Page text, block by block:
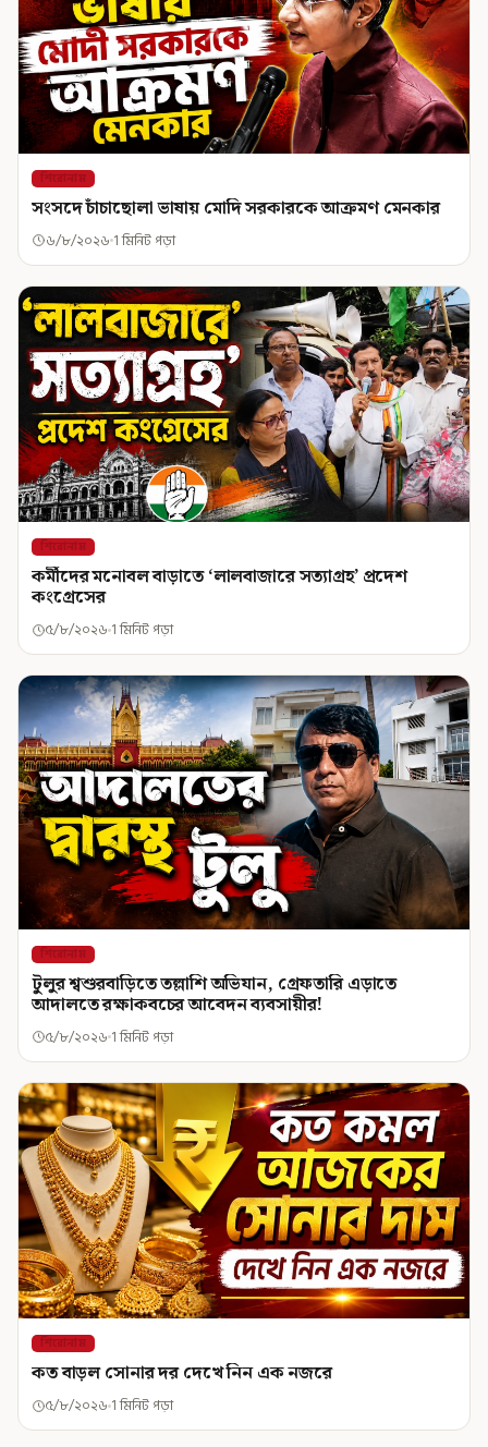
শিরোনাম
সংসদে চাঁচাছোলা ভাষায় মোদি সরকারকে আক্রমণ মেনকার
৬/৮/২০২৬ 1 মিনিট পড়া
শিরোনাম
কর্মীদের মনোবল বাড়াতে ‘লালবাজারে সত্যাগ্রহ’ প্রদেশ
কংগ্রেসের
৫/৮/২০২৬ 1 মিনিট পড়া
শিরোনাম
টুলুর শ্বশুরবাড়িতে তল্লাশি অভিযান, গ্রেফতারি এড়াতে
আদালতে রক্ষাকবচের আবেদন ব্যবসায়ীর!
৫/৮/২০২৬ 1 মিনিট পড়া
শিরোনাম
কত বাড়ল সোনার দর দেখে নিন এক নজরে
৫/৮/২০২৬ 1 মিনিট পড়া